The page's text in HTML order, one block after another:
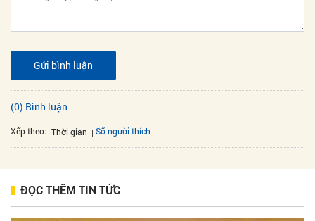
Gửi bình luận
(0) Bình luận
Xếp theo: Thời gian Số người thích
ĐỌC THÊM TIN TỨC